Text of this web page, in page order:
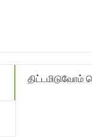
திட்டமிடுவோம்